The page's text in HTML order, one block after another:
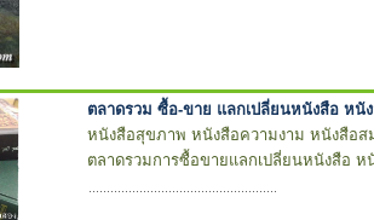
ตลาดรวม ซื้อ-ขาย แลกเปลี่ยนหนังสือ หนั
หนังสือสุขภาพ หนังสือความงาม หนังสือ
ตลาดรวมการซื้อขายแลกเปลี่ยนหนังสือ